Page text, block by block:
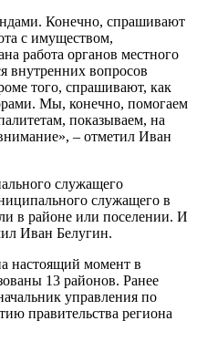
Конечно, спрашивают
с имуществом,
работа органов местного
внутренних вопросов
того, спрашивают, как
Мы, конечно, помогаем
показываем, на
– отметил Иван
служащего
служащего в
в районе или поселении. И
Иван Белугин.
настоящий момент в
13 районов. Ранее
управления по
правительства региона